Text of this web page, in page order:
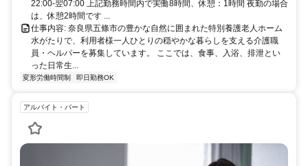
22:00-翌07:00 上記勤務時間内で実働8時間、休憩：1時間 夜勤の場合
は、休憩2時間です ...
仕事内容: 奈良県五條市の豊かな自然に囲まれた特別養護老人ホーム
水がたりで、利用者様一人ひとりの穏やかな暮らしを支える介護職
員・ヘルパーを募集しています。 ここでは、食事、入浴、排泄とい
った日常生...
変形労働時間制 即日勤務OK
アルバイト・パート